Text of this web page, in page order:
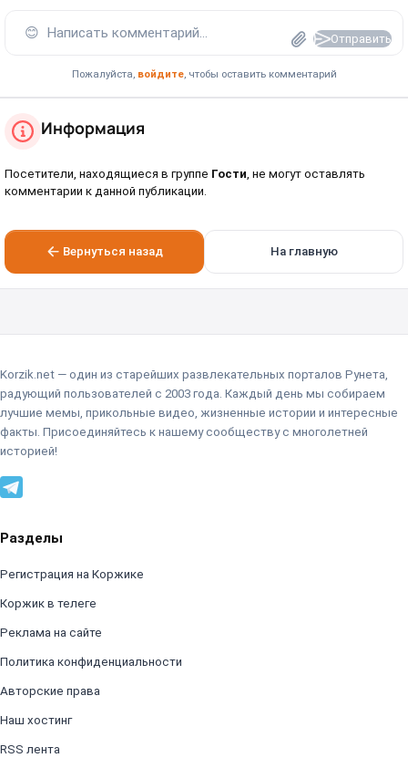
😊 Написать комментарий... Отправить
Пожалуйста, войдите, чтобы оставить комментарий
Информация
Посетители, находящиеся в группе Гости , не могут оставлять
комментарии к данной публикации.
Вернуться назад На главную
Korzik.net — один из старейших развлекательных порталов Рунета,
радующий пользователей с 2003 года. Каждый день мы собираем
лучшие мемы, прикольные видео, жизненные истории и интересные
факты. Присоединяйтесь к нашему сообществу с многолетней
историей!
Разделы
Регистрация на Коржике
Коржик в телеге
Реклама на сайте
Политика конфиденциальности
Авторские права
Наш хостинг
RSS лента